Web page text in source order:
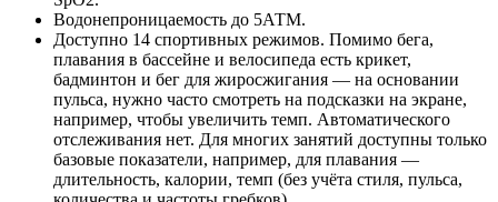
Водонепроницаемость до 5АТМ.
Доступно 14 спортивных режимов. Помимо бега,
плавания в бассейне и велосипеда есть крикет,
бадминтон и бег для жиросжигания — на основании
пульса, нужно часто смотреть на подсказки на экране,
например, чтобы увеличить темп. Автоматического
отслеживания нет. Для многих занятий доступны только
базовые показатели, например, для плавания —
длительность, калории, темп (без учёта стиля, пульса,